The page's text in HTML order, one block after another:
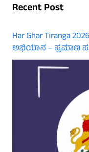
Recent Post
Har Ghar Tiranga
ಅಭಿಯಾನ – ಪ್ರಮಾಣ